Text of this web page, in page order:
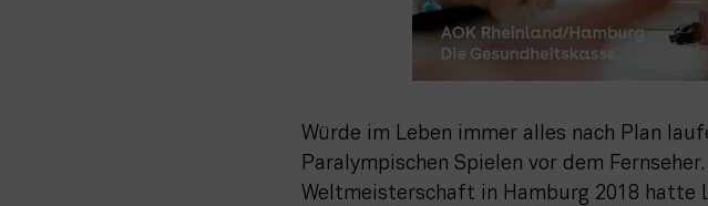
Würde im Leben immer alles nach Plan
Paralympischen Spielen vor dem
Weltmeisterschaft in Hamburg 2018